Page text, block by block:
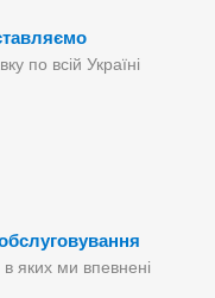
по всій Україні
яких ми впевнені